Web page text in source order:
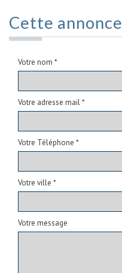
Cette annonce
Votre nom *
Votre adresse mail *
Votre Téléphone *
Votre ville *
Votre message